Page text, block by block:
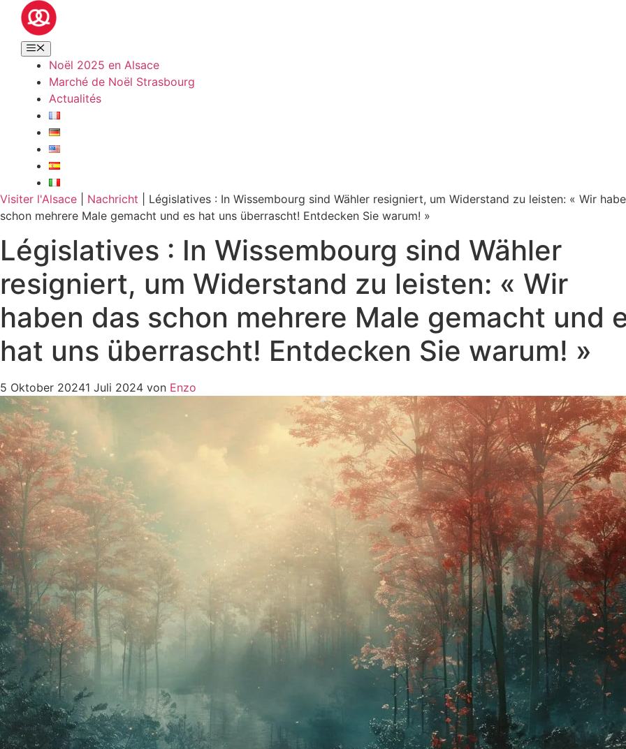
Noël 2025 en Alsace
Marché de Noël Strasbourg
Actualités
Visiter l'Alsace Nachricht
Législatives : In Wissembourg sind Wähler resigniert, um Widerstand zu leisten: « Wir
schon mehrere Male gemacht und es hat uns überrascht! Entdecken Sie warum! »
Législatives : In Wissembourg sind Wähler
resigniert, um Widerstand zu leisten: « Wir
haben das schon mehrere Male gemacht und
hat uns überrascht! Entdecken Sie warum! »
5 Oktober 20241 Juli 2024 von Enzo